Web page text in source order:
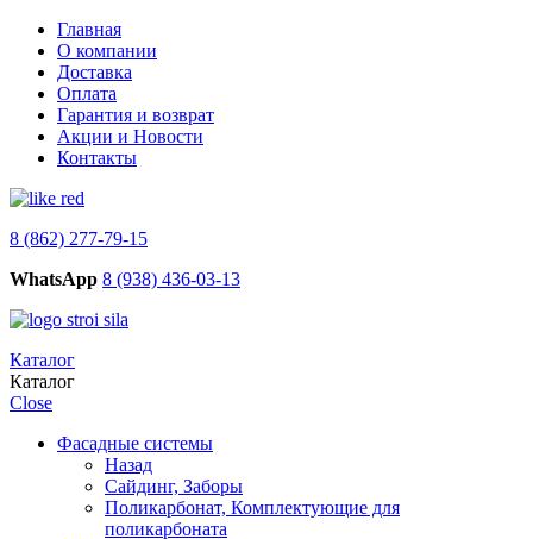
Главная
О компании
Доставка
Оплата
Гарантия и возврат
Акции и Новости
Контакты
8 (862) 277-79-15
WhatsApp 8 (938) 436-03-13
Каталог
Каталог
Close
Фасадные системы
Назад
Сайдинг, Заборы
Поликарбонат, Комплектующие для
поликарбоната